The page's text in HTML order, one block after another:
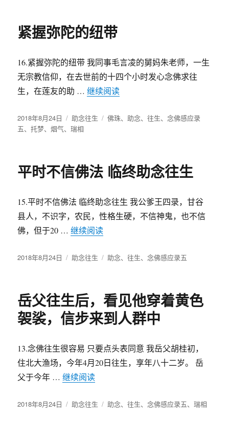
紧握弥陀的纽带
16.紧握弥陀的纽带 我同事毛言凌的舅妈朱老师，一生
无宗教信仰，在去世前的十四个小时发心念佛求往
生，在莲友的助 …继续阅读
发
布
2018年8月24日
分
类
助念往生
标
佛珠、助念、往生、念佛感应录
五、托梦、烟气、瑞相
平时不信佛法 临终助念往生
15.平时不信佛法 临终助念往生 我公爹王四录，甘谷
县人，不识字，农民，性格生硬，不信神鬼，也不信
佛，但于20 …继续阅读
发
2018年8月24日
分
助念往生
标
助念、往生、念佛感应录五
岳父往生后，看见他穿着黄色
袈裟，信步来到人群中
13.念佛往生很容易 只要点头表同意 我岳父胡桂初，
住北大渔场，今年4月20日往生，享年八十二岁。 岳
父于今年 …继续阅读
发
2018年8月24日
分
助念往生
标
助念、往生、念佛感应录五、瑞相